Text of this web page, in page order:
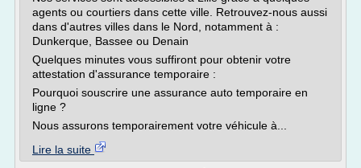
agents ou courtiers dans cette ville. Retrouvez-nous aussi
dans d'autres villes dans le Nord, notamment à :
Dunkerque, Bassee ou Denain
Quelques minutes vous suffiront pour obtenir votre
attestation d'assurance temporaire :
Pourquoi souscrire une assurance auto temporaire en
ligne ?
Nous assurons temporairement votre véhicule à...
Lire la suite